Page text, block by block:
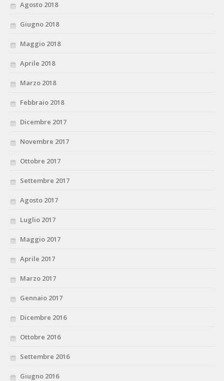
Agosto 2018
Giugno 2018
Maggio 2018
Aprile 2018
Marzo 2018
Febbraio 2018
Dicembre 2017
Novembre 2017
Ottobre 2017
Settembre 2017
Agosto 2017
Luglio 2017
Maggio 2017
Aprile 2017
Marzo 2017
Gennaio 2017
Dicembre 2016
Ottobre 2016
Settembre 2016
Giugno 2016